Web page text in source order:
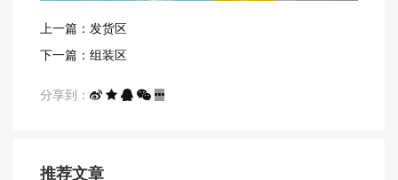
上一篇：发货区
下一篇：组装区
分享到：
推荐文章